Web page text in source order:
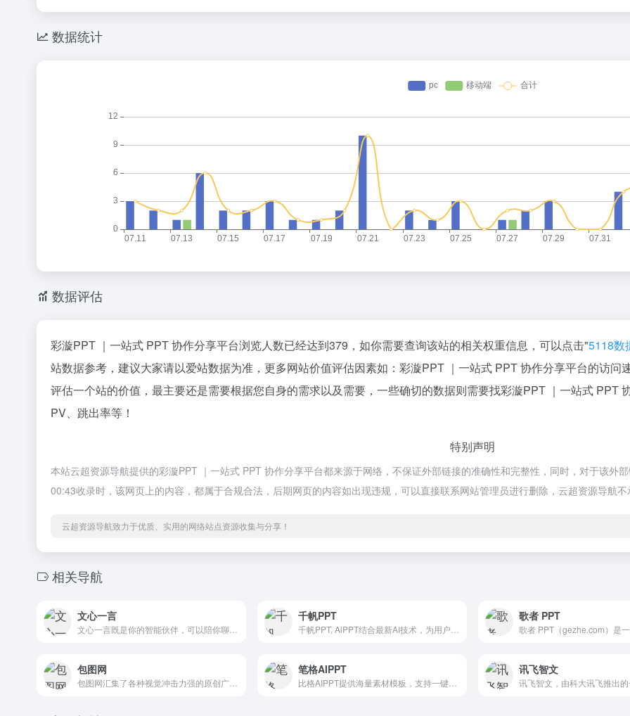
数据统计
数据评估
彩漩PPT ｜一站式 PPT 协作分享平台浏览人数已经达到379，如你需要查询该站的相关权重信息，可以点击"5118数
站数据参考，建议大家请以爱站数据为准，更多网站价值评估因素如：彩漩PPT ｜一站式 PPT 协作分享平台的访
评估一个站的价值，最主要还是需要根据您自身的需求以及需要，一些确切的数据则需要找彩漩PPT ｜一站式 PPT
PV、跳出率等！
特别声明
本站云超资源导航提供的彩漩PPT ｜一站式 PPT 协作分享平台都来源于网络，不保证外部链接的准确性和完整性，同时，对于该外
00:43收录时，该网页上的内容，都属于合规合法，后期网页的内容如出现违规，可以直接联系网站管理员进行删除，云超资源导航不
云超资源导航致力于优质、实用的网络站点资源收集与分享！
相关导航
文心一言 千帆PPT 歌者 PPT
包图网 笔格AIPPT 讯飞智文